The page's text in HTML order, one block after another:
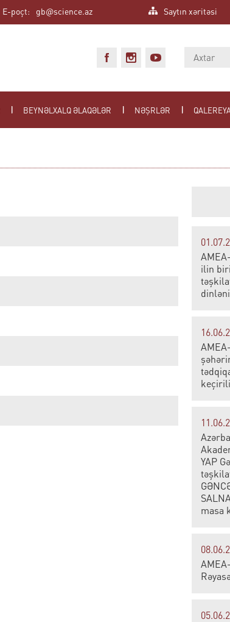
Saytın xəritəsi
E-poçt: gb@science.az
BEYNƏLXALQ ƏLAQƏLƏR NƏŞRLƏR
ilin
YAP
masa